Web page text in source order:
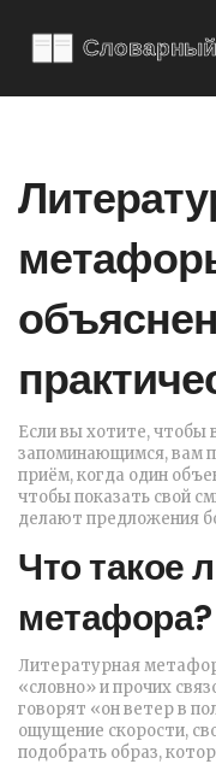
Если вы хотите,
запоминающимся, вам
приём, когда один
чтобы показать свой
делают предложения
Что такое
метафора?
Литературная
«словно» и прочих
говорят «он ветер в
ощущение скорости,
подобрать образ,